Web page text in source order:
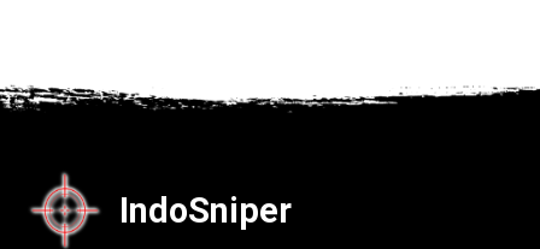
IndoSniper